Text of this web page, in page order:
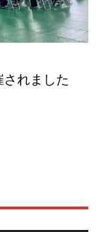
れました